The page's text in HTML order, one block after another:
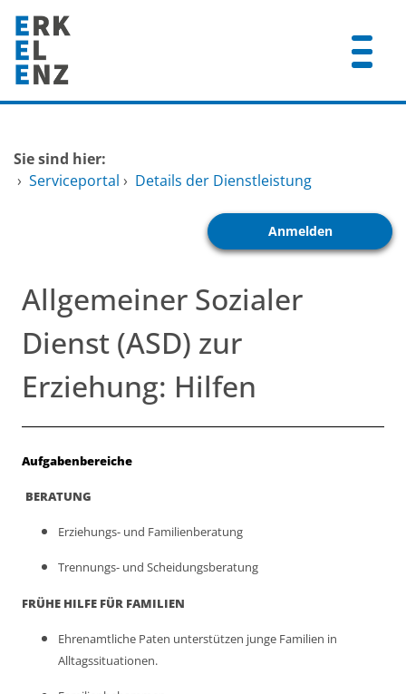
Zum Hauptinhalt springen
Dienstleistungen A-Z
Sie sind hier:
› Serviceportal › Details der Dienstleistung
Anmelden
Allgemeiner Sozialer
Dienst (ASD) zur
Erziehung: Hilfen
Beschreibung
Aufgabenbereiche
BERATUNG
Erziehungs- und Familienberatung
Trennungs- und Scheidungsberatung
FRÜHE HILFE FÜR FAMILIEN
Ehrenamtliche Paten unterstützen junge Familien in
Alltagssituationen.